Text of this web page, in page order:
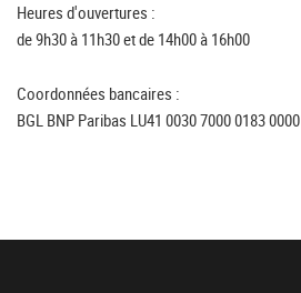
Heures d'ouvertures :
de 9h30 à 11h30 et de 14h00 à 16h00
Coordonnées bancaires :
BGL BNP Paribas LU41 0030 7000 0183 0000